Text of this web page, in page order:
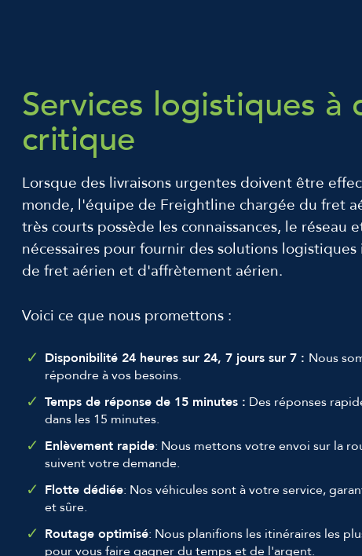
Services logistiques à
critique
Lorsque des livraisons urgentes doivent être
monde, l'équipe de Freightline chargée du fret
très courts possède les connaissances, le réseau
nécessaires pour fournir des solutions
de fret aérien et d'affrètement aérien.
Voici ce que nous promettons :
Disponibilité 24 heures sur 24, 7 jours sur 7 : Nous
répondre à vos besoins.
Temps de réponse de 15 minutes : Des réponses
dans les 15 minutes.
Enlèvement rapide: Nous mettons votre envoi sur la
suivent votre demande.
Flotte dédiée: Nos véhicules sont à votre service,
et sûre.
Routage optimisé: Nous planifions les itinéraires les
pour vous faire gagner du temps et de l'argent.